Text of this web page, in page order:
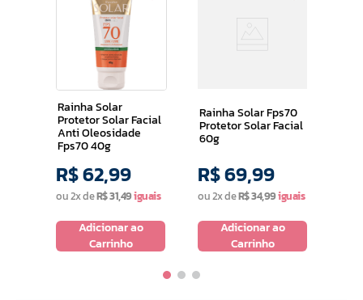
Rainha Solar
Protetor Solar Facial
Anti Oleosidade
Fps70 40g
R$62,99
ou2x deR$31,49
Adicionar ao
Carrinho
Rainha Solar Fps70
Protetor Solar Facial
60g
R$69,99
ou2x deR$34,99
Adicionar ao
Carrinho